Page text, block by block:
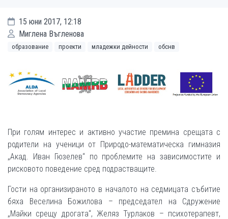
15 юни 2017, 12:18
Миглена Въгленова
образование проекти младежки дейности обснв
При голям интерес и активно участие премина срещата с
родители на ученици от Природо-математическа гимназия
„Акад. Иван Гюзелев“ по проблемите на зависимостите и
рисковото поведение сред подрастващите.
Гости на организираното в началото на седмицата събитие
бяха Веселина Божилова – председател на Сдружение
„Майки срещу дрогата“, Желяз Турлаков – психотерапевт,